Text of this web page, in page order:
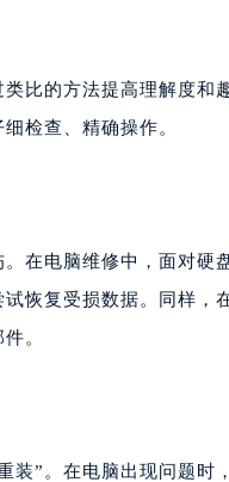
比的方法提高理解度和
检查、精确操作。
在电脑维修中，面对硬
恢复受损数据。同样，
。
装”。在电脑出现问题时